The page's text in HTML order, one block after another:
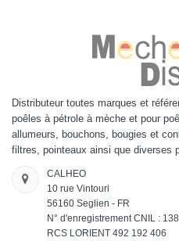
Distributeur toutes marques et
poêles à pétrole à mèche et pour
allumeurs, bouchons, bougies et
filtres, pointeaux ainsi que diverses
CALHEO
10 rue Vintouri
56160 Seglien - FR
N° d'enregistrement CNIL :
RCS LORIENT 492 192 406